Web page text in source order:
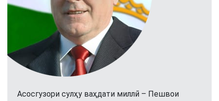
Асосгузори сулҳу ваҳдати миллӣ – Пешвои